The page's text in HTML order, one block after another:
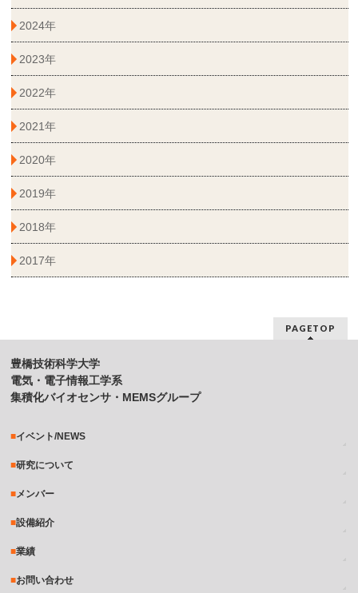
2024年
2023年
2022年
2021年
2020年
2019年
2018年
2017年
PAGETOP
豊橋技術科学大学
電気・電子情報工学系
集積化バイオセンサ・MEMSグループ
イベント/NEWS
研究について
メンバー
設備紹介
業績
お問い合わせ